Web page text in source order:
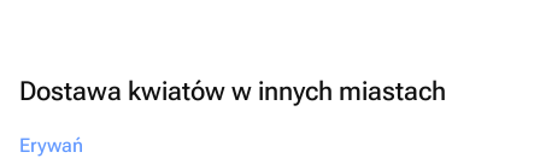
Dostawa kwiatów w innych miastach
Erywań